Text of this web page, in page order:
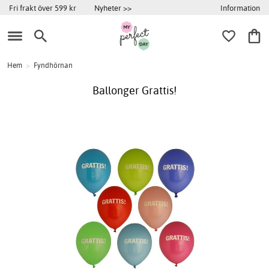
Fri frakt över 599 kr Nyheter >> Information
Hem > Fyndhörnan
Ballonger Grattis!